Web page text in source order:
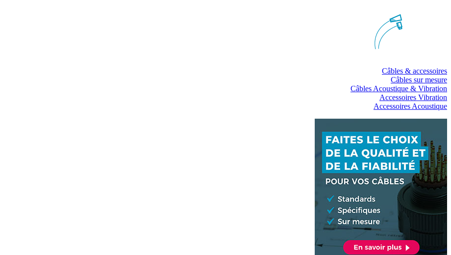
Câbles & accessoires
Câbles sur mesure
Câbles Acoustique & Vibration
Accessoires Vibration
Accessoires Acoustique